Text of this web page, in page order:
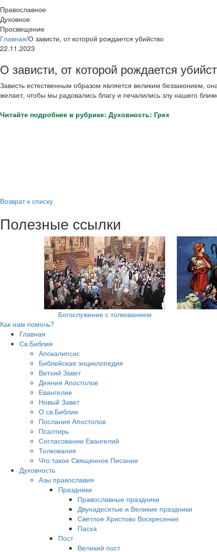
Православное
Духовное
Просвещение
Главная/О зависти, от которой рождается убийство
22.11.2023
О зависти, от которой рождается
Зависть естественным образом является великим беззаконием,
желает, чтобы мы радовались благу и печалились злу нашего
Читайте подробнее в рубрике: Духовность: Грех
Возврат к списку
Полезные ссылки
Богослужение с толкованием
Как нам помочь?
Главная
Св.Библия
Апокалипсис
Библейская энциклопедия
Ветхий Завет
Деяния Апостолов
Евангелие
Новый Завет
О св.Библии
Послания Апостолов
Псалтирь
Согласование Евангелий
Толкования
Что такое Священное Писание
Духовность
Азы православия
Праздники
Православные праздники
Двунадесятые и Великие праздники
Светлое Христово Воскресение
Пасха
Пост
Великий пост